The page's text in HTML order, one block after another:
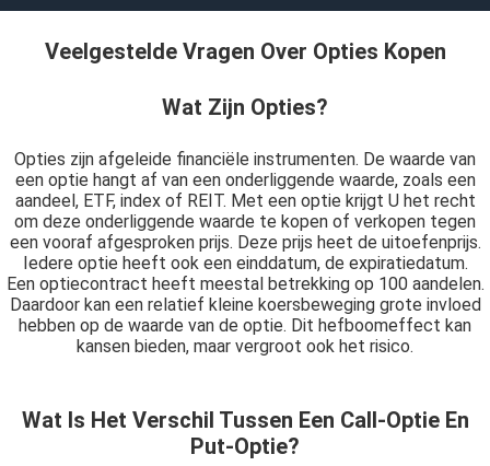
Veelgestelde Vragen Over Opties Kopen
Wat Zijn Opties?
Opties zijn afgeleide financiële instrumenten. De waarde van
een optie hangt af van een onderliggende waarde, zoals een
aandeel, ETF, index of REIT. Met een optie krijgt U het recht
om deze onderliggende waarde te kopen of verkopen tegen
een vooraf afgesproken prijs. Deze prijs heet de uitoefenprijs.
Iedere optie heeft ook een einddatum, de expiratiedatum.
Een optiecontract heeft meestal betrekking op 100 aandelen.
Daardoor kan een relatief kleine koersbeweging grote invloed
hebben op de waarde van de optie. Dit hefboomeffect kan
kansen bieden, maar vergroot ook het risico.
Wat Is Het Verschil Tussen Een Call-Optie En
Put-Optie?